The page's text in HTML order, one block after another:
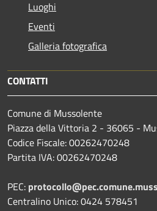
Luoghi
Eventi
Galleria fotografica
CONTATTI
Comune di Mussolente
Piazza della Vittoria 2 - 36065 -
Codice Fiscale: 00262470248
Partita IVA: 00262470248
PEC:
Centralino Unico: 0424 578451